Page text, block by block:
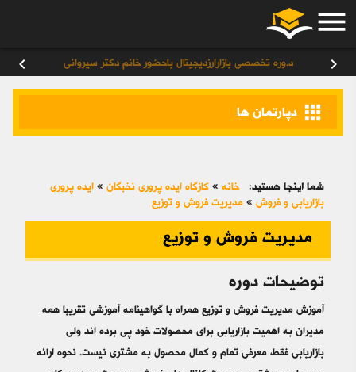
menu
chevron_right
مجتمع فنی نخبگان به روزی می‌اندیشد که از هر خانواده حداقل یک نفر از
خدمــات و محصــولات آن به طور مطلوب بهره‌مند شود.
chevron_left
apps دپارتمان ها
شما اینجا هستید: خانه » کازگاه ایده پروری نخبگان » ایده پروری
بازاریابی و فروش » مدیریت فروش و توزیع
مدیریت فروش و توزیع
توضیحات دوره
آموزش مدیریت فروش و توزیع همراه با گواهینامه آموزشی تقریبا همه
مدیران به اهمیت بازاریابی برای محصولات خود پی برده اند ولی
بازاریابی فقط معرفی تمام و کمال محصول به مشتری نیست. نحوه ارائه